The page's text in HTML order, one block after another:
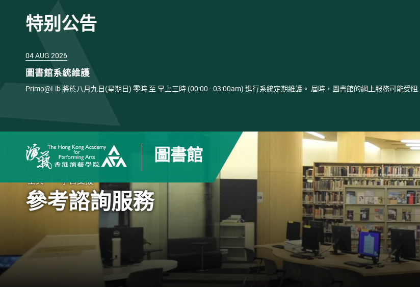
特别公告
04 AUG 2026
圖書館系統維護
Primo@Lib 將於八月九日(星期日) 零時 至 早上三時 (00:00 - 03:00am) 進行系統定期維護。 屆時，圖書館的網上服務可能受阻.
圖書館
主頁 學習支援
參考諮詢服務